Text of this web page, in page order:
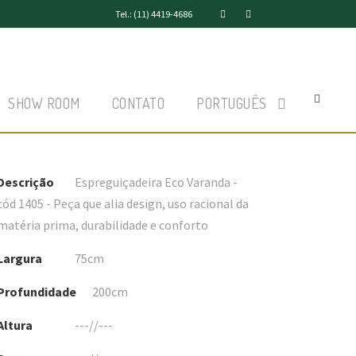
Tel.: (11) 4419-4686
SHOW ROOM CONTATO PORTUGUÊS
Espreguiçadeira Eco Varanda -
1405 - Peça que alia design, uso racional da
prima, durabilidade e conforto
75cm
200cm
---//---